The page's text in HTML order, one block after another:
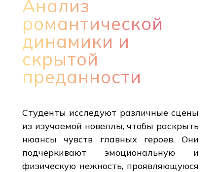
Анализ
романтической
динамики и
скрытой
преданности
Студенты исследуют различные сцены
из изучаемой новеллы, чтобы раскрыть
нюансы чувств главных героев. Они
подчеркивают эмоциональную и
физическую нежность, проявляющуюся